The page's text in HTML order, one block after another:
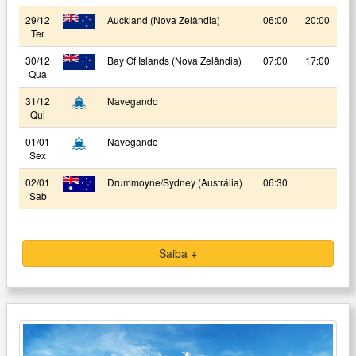
29/12
Ter
Auckland (Nova Zelândia) 06:00 20:00
30/12
Qua
Bay Of Islands (Nova Zelândia) 07:00 17:00
31/12
Qui
Navegando
01/01
Sex
Navegando
02/01
Sab
Drummoyne/Sydney (Austrália) 06:30
Saiba +